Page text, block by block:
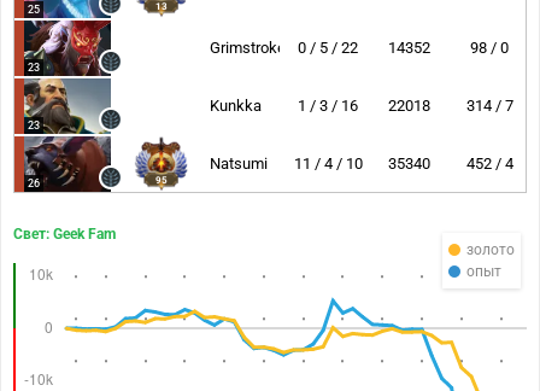
25 13
23
Grimstroke 0 / 5 / 22 14352 98 / 0
23
Kunkka 1 / 3 / 16 22018 314 / 7
26 95
Natsumi 11 / 4 / 10 35340 452 / 4
золото
опыт
Свет: Geek Fam